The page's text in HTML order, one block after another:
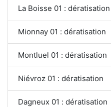
La Boisse 01 : dératisation
Mionnay 01 : dératisation
Montluel 01 : dératisation
Niévroz 01 : dératisation
Dagneux 01 : dératisation